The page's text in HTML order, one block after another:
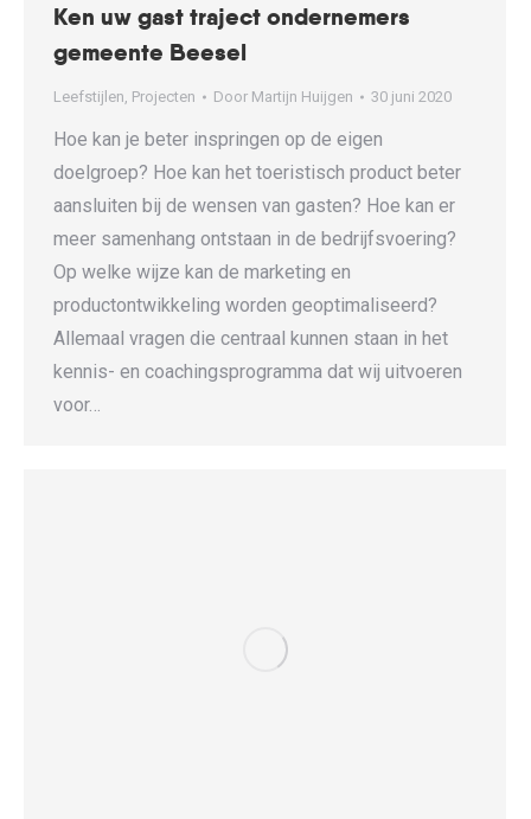
Ken uw gast traject ondernemers
gemeente Beesel
Leefstijlen, Projecten Door Martijn Huijgen 30 juni 2020
Hoe kan je beter inspringen op de eigen
doelgroep? Hoe kan het toeristisch product beter
aansluiten bij de wensen van gasten? Hoe kan er
meer samenhang ontstaan in de bedrijfsvoering?
Op welke wijze kan de marketing en
productontwikkeling worden geoptimaliseerd?
Allemaal vragen die centraal kunnen staan in het
kennis- en coachingsprogramma dat wij uitvoeren
voor…